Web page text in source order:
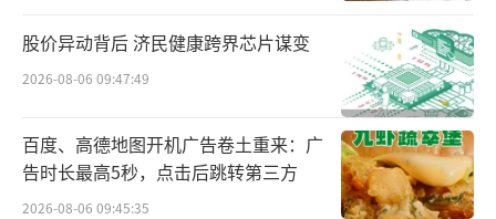
下一步，路威凯腾表示，将与四川唯怡紧
密合作，巩固其在西南地区的品牌地位，并扩
大其在中国的影响力。
唯怡有哪些优势？
股价异动背后 济民健康跨界芯片谋变
2026-08-06 09:47:49
百度、高德地图开机广告卷土重来：广
告时长最高5秒，点击后跳转第三方
2026-08-06 09:45:35